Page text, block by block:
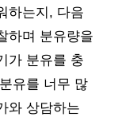
하는지, 다음
하며 분유량을
가 분유를 충
유를 너무 많
와 상담하는